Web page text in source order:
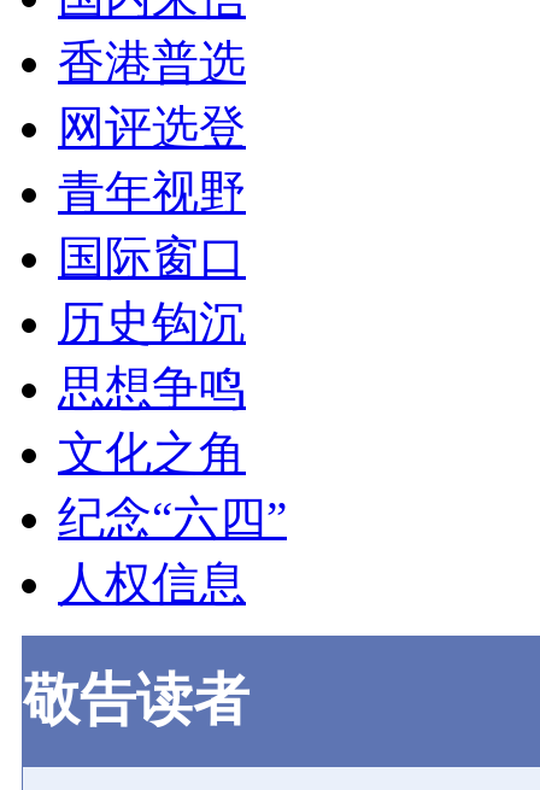
香港普选
网评选登
青年视野
国际窗口
历史钩沉
思想争鸣
文化之角
纪念“六四”
人权信息
敬告读者